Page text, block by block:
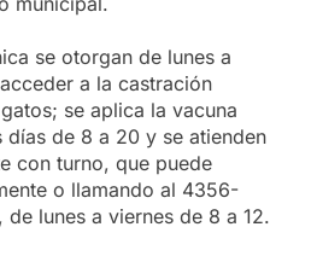
se otorgan de lunes a
a la castración
se aplica la vacuna
de 8 a 20 y se atienden
con turno, que puede
o llamando al 4356-
lunes a viernes de 8 a 12.